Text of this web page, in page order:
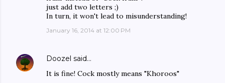
just add two letters ;)
In turn, it won't lead to misunderstanding!
January 16, 2014 at 12:00 PM
Doozel said…
It is fine! Cock mostly means "Khoroos"